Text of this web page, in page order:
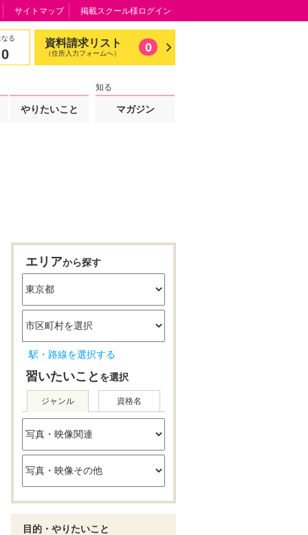
る
0
資料請求リスト
（住所入力フォームへ） 0
やりたいこと
知る
マガジン
サイトマップ 掲載スクール様ログイン
エリアから探す
駅・路線を選択する
習いたいこと を選択
ジャンル 資格名
目的・やりたいこと